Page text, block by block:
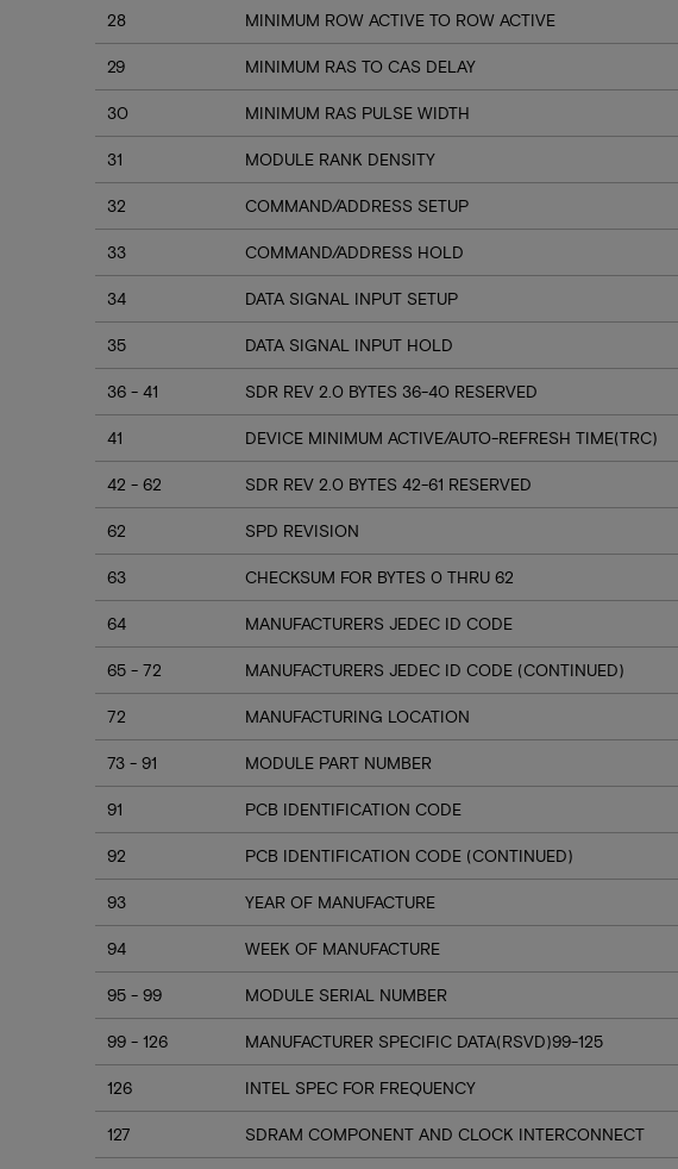
28 MINIMUM ROW ACTIVE TO ROW ACTIVE
29 MINIMUM RAS TO CAS DELAY
30 MINIMUM RAS PULSE WIDTH
31 MODULE RANK DENSITY
32 COMMAND/ADDRESS SETUP
33 COMMAND/ADDRESS HOLD
34 DATA SIGNAL INPUT SETUP
35 DATA SIGNAL INPUT HOLD
36 - 41 SDR REV 2.0 BYTES 36-40 RESERVED
41 DEVICE MINIMUM ACTIVE/AUTO-REFRESH TIME(TRC)
42 - 62 SDR REV 2.0 BYTES 42-61 RESERVED
62 SPD REVISION
63 CHECKSUM FOR BYTES 0 THRU 62
64 MANUFACTURERS JEDEC ID CODE
65 - 72 MANUFACTURERS JEDEC ID CODE (CONTINUED)
72 MANUFACTURING LOCATION
73 - 91 MODULE PART NUMBER
91 PCB IDENTIFICATION CODE
92 PCB IDENTIFICATION CODE (CONTINUED)
93 YEAR OF MANUFACTURE
94 WEEK OF MANUFACTURE
95 - 99 MODULE SERIAL NUMBER
99 - 126 MANUFACTURER SPECIFIC DATA(RSVD)99-125
126 INTEL SPEC FOR FREQUENCY
127 SDRAM COMPONENT AND CLOCK INTERCONNECT